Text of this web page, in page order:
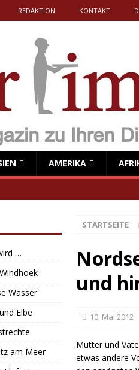
REDAKTION KONTAKT
AMERIKA
STARTSEITE
und
10. Mai 2012
Mütter und
etwas andere
…
Wasser
Elbe
am Meer